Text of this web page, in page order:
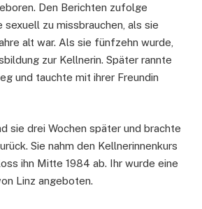
Den Berichten zufolge
sexuell zu missbrauchen, als sie
alt war. Als sie fünfzehn wurde,
zur Kellnerin. Später rannte
und tauchte mit ihrer Freundin
sie drei Wochen später und brachte
Sie nahm den Kellnerinnenkurs
ihn Mitte 1984 ab. Ihr wurde eine
Linz angeboten.